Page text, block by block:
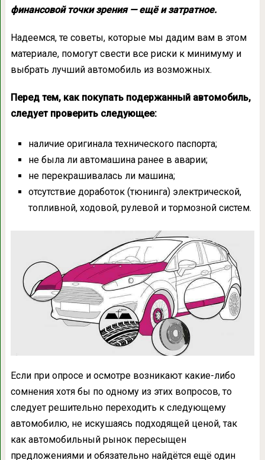
финансовой точки зрения — ещё и затратное.
Надеемся, те советы, которые мы дадим вам в этом
материале, помогут свести все риски к минимуму и
выбрать лучший автомобиль из возможных.
Перед тем, как покупать подержанный автомобиль,
следует проверить следующее:
наличие оригинала технического паспорта;
не была ли автомашина ранее в аварии;
не перекрашивалась ли машина;
отсутствие доработок (тюнинга) электрической,
топливной, ходовой, рулевой и тормозной систем.
Если при опросе и осмотре возникают какие-либо
сомнения хотя бы по одному из этих вопросов, то
следует решительно переходить к следующему
автомобилю, не искушаясь подходящей ценой, так
как автомобильный рынок пересыщен
предложениями и обязательно найдётся ещё один